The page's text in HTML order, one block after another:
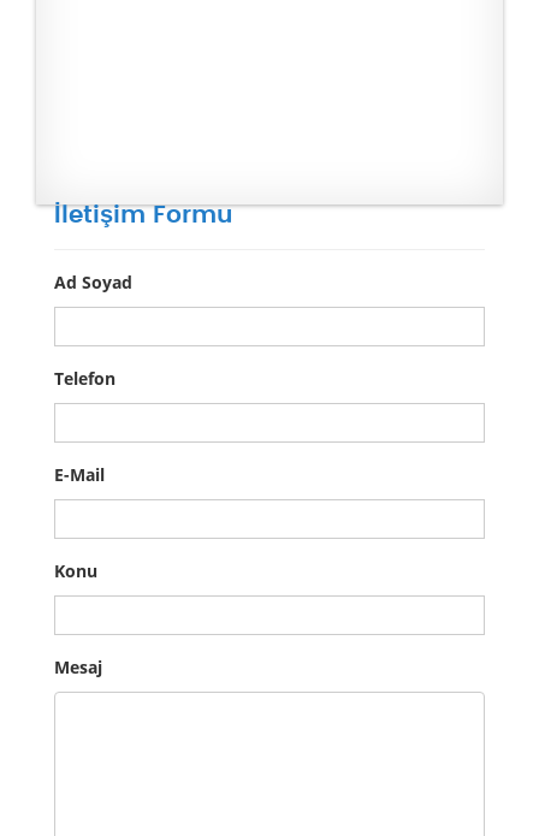
İletişim Formu
Ad Soyad
Telefon
E-Mail
Konu
Mesaj